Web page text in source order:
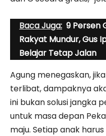
Baca Juga: 9 Persen
Rakyat Mundur, Gus
Belajar Tetap Jalan
Agung menegaskan,
terlibat, dampaknya
ini bukan solusi jangka
untuk masa depan
maju. Setiap anak